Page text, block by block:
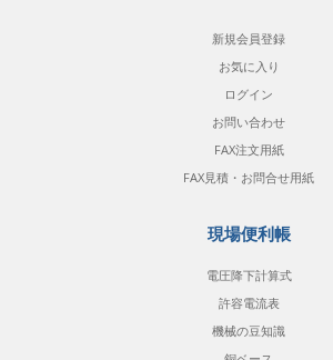
新規会員登録
お気に入り
ログイン
お問い合わせ
FAX注文用紙
FAX見積・お問合せ用紙
現場便利帳
電圧降下計算式
許容電流表
機械の豆知識